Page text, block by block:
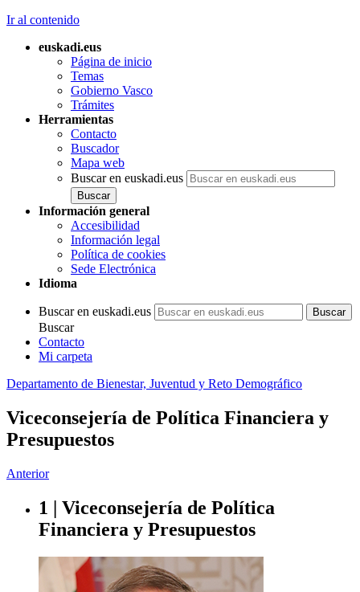
Ir al contenido
euskadi.eus
Página de inicio
Temas
Gobierno Vasco
Trámites
Herramientas
Contacto
Buscador
Mapa web
Buscar en euskadi.eus
Información general
Accesibilidad
Información legal
Política de cookies
Sede Electrónica
Idioma
Buscar en euskadi.eus
Buscar
Contacto
Mi carpeta
Departamento de Bienestar, Juventud y Reto Demográfico
Viceconsejería de Política Financiera y
Presupuestos
Anterior
1 | Viceconsejería de Política
Financiera y Presupuestos